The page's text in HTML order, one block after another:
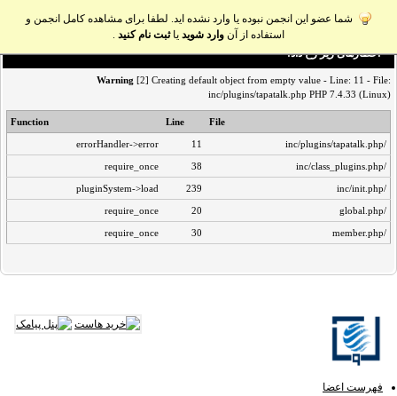
شما عضو این انجمن نبوده یا وارد نشده اید. لطفا برای مشاهده کامل انجمن و
استفاده از آن وارد شوید یاثبت نام کنید .
اخطار‌های زیر رخ داد:
Warning [2] Creating default object from empty value - Line: 11 - File:
inc/plugins/tapatalk.php PHP 7.4.33 (Linux)
File
Line
Function
/inc/plugins/tapatalk.php
11
errorHandler->error
/inc/class_plugins.php
38
require_once
/inc/init.php
239
pluginSystem->load
/global.php
20
require_once
/member.php
30
require_once
فهرست اعضا